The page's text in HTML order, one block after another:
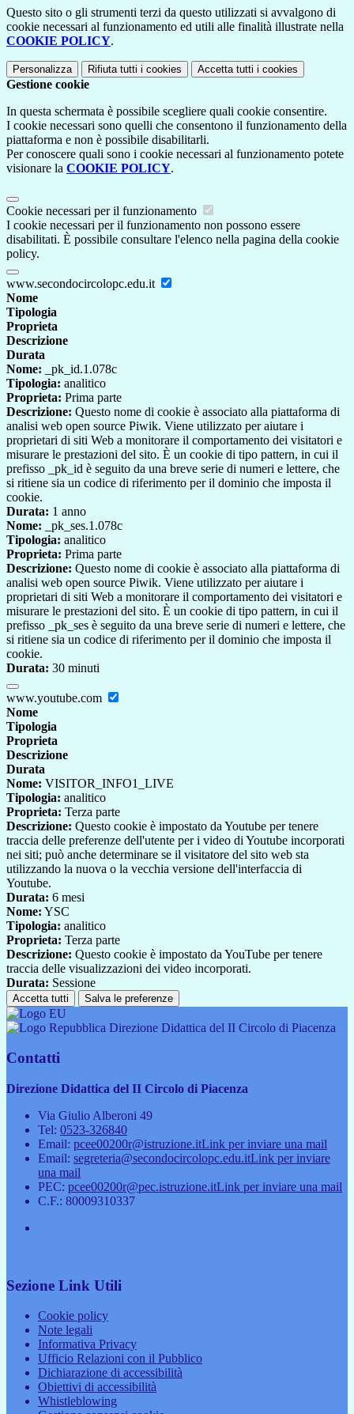
Questo sito o gli strumenti terzi da questo utilizzati si avvalgono di
cookie necessari al funzionamento ed utili alle finalità illustrate nella
COOKIE POLICY.
Personalizza Rifiuta tutti i cookies Accetta tutti i cookies
Gestione cookie
In questa schermata è possibile scegliere quali cookie consentire.
I cookie necessari sono quelli che consentono il funzionamento della
piattaforma e non è possibile disabilitarli.
Per conoscere quali sono i cookie necessari al funzionamento potete
visionare la COOKIE POLICY.
Cookie necessari per il funzionamento
I cookie necessari per il funzionamento non possono essere
disabilitati. È possibile consultare l'elenco nella pagina della cookie
policy.
www.secondocircolopc.edu.it
Nome
Tipologia
Proprieta
Descrizione
Durata
Nome: _pk_id.1.078c
Tipologia: analitico
Proprieta: Prima parte
Descrizione: Questo nome di cookie è associato alla piattaforma di
analisi web open source Piwik. Viene utilizzato per aiutare i
proprietari di siti Web a monitorare il comportamento dei visitatori e
misurare le prestazioni del sito. È un cookie di tipo pattern, in cui il
prefisso _pk_id è seguito da una breve serie di numeri e lettere, che
si ritiene sia un codice di riferimento per il dominio che imposta il
cookie.
Durata: 1 anno
Nome: _pk_ses.1.078c
Tipologia: analitico
Proprieta: Prima parte
Descrizione: Questo nome di cookie è associato alla piattaforma di
analisi web open source Piwik. Viene utilizzato per aiutare i
proprietari di siti Web a monitorare il comportamento dei visitatori e
misurare le prestazioni del sito. È un cookie di tipo pattern, in cui il
prefisso _pk_ses è seguito da una breve serie di numeri e lettere, che
si ritiene sia un codice di riferimento per il dominio che imposta il
cookie.
Durata: 30 minuti
www.youtube.com
Nome
Tipologia
Proprieta
Descrizione
Durata
Nome: VISITOR_INFO1_LIVE
Tipologia: analitico
Proprieta: Terza parte
Descrizione: Questo cookie è impostato da Youtube per tenere
traccia delle preferenze dell'utente per i video di Youtube incorporati
nei siti; può anche determinare se il visitatore del sito web sta
utilizzando la nuova o la vecchia versione dell'interfaccia di
Youtube.
Durata: 6 mesi
Nome: YSC
Tipologia: analitico
Proprieta: Terza parte
Descrizione: Questo cookie è impostato da YouTube per tenere
traccia delle visualizzazioni dei video incorporati.
Durata: Sessione
Accetta tutti Salva le preferenze
Direzione Didattica del II Circolo di Piacenza
Contatti
Direzione Didattica del II Circolo di Piacenza
Via Giulio Alberoni 49
Tel: 0523-326840
Email: pcee00200r@istruzione.itLink per inviare una mail
Email: segreteria@secondocircolopc.edu.itLink per inviare
una mail
PEC: pcee00200r@pec.istruzione.itLink per inviare una mail
C.F.: 80009310337
Sezione Link Utili
Cookie policy
Note legali
Informativa Privacy
Ufficio Relazioni con il Pubblico
Dichiarazione di accessibilità
Obiettivi di accessibilità
Whistleblowing